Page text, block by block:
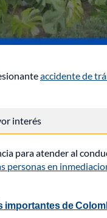
accidente de
interés
para atender al
personas en
de